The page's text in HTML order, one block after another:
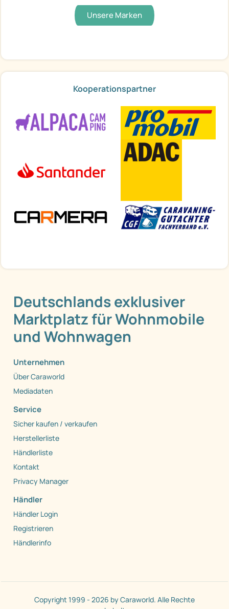
Unsere Marken
Kooperationspartner
Deutschlands exklusiver
Marktplatz für Wohnmobile
und Wohnwagen
Unternehmen
Über Caraworld
Mediadaten
Service
Sicher kaufen / verkaufen
Herstellerliste
Händlerliste
Kontakt
Privacy Manager
Händler
Händler Login
Registrieren
Händlerinfo
Copyright 1999 - 2026 by Caraworld. Alle Rechte